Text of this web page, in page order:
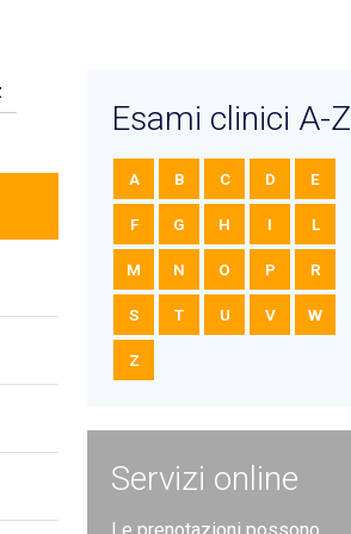
Esami clinici A-Z
A B C D E
F G H I L
M N O P R
S T U V W
Z
Servizi online